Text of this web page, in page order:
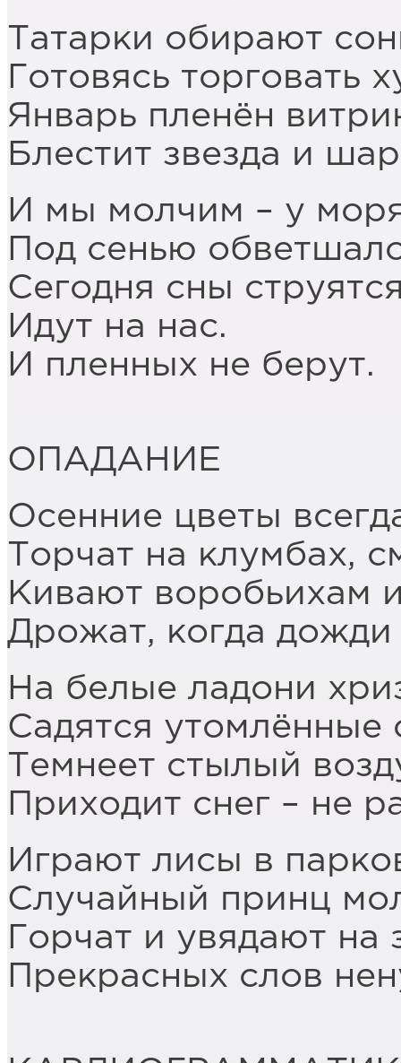
Татарки обирают
Готовясь торговать
Январь пленён
Блестит звезда и
И мы молчим – у
Под сенью
Сегодня сны
Идут на нас.
И пленных не берут.
ОПАДАНИЕ
Осенние цветы
Торчат на клумбах,
Кивают воробьихам
Дрожат, когда дожди
На белые ладони
Садятся утомлённые
Темнеет стылый
Приходит снег – не
Играют лисы в
Случайный принц
Горчат и увядают на
Прекрасных слов